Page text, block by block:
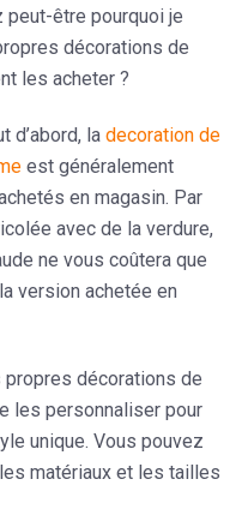
peut-être pourquoi je
décorations de
les acheter ?
d’abord, la decoration de
est généralement
en magasin. Par
avec de la verdure,
ne vous coûtera que
version achetée en
propres décorations de
les personnaliser pour
unique. Vous pouvez
matériaux et les tailles